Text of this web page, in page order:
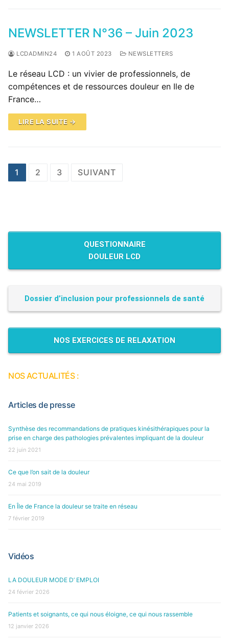
NEWSLETTER N°36 – Juin 2023
LCDADMIN24 1 AOÛT 2023 NEWSLETTERS
Le réseau LCD : un vivier de professionnels, de
compétences et de ressources douleur en Ile de
France…
LIRE LA SUITE →
Pagination
1 2 3 SUIVANT
QUESTIONNAIRE
DOULEUR LCD
Dossier d’inclusion pour professionnels de santé
NOS EXERCICES DE RELAXATION
NOS ACTUALITÉS :
Articles de presse
Synthèse des recommandations de pratiques kinésithérapiques pour la
prise en charge des pathologies prévalentes impliquant de la douleur
22 juin 2021
Ce que l’on sait de la douleur
24 mai 2019
En Île de France la douleur se traite en réseau
7 février 2019
Vidéos
LA DOULEUR MODE D’ EMPLOI
24 février 2026
Patients et soignants, ce qui nous éloigne, ce qui nous rassemble
12 janvier 2026